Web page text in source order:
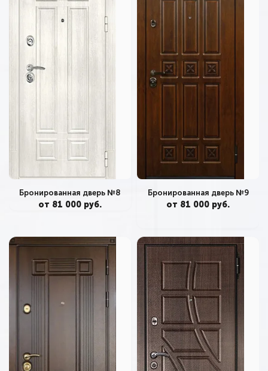
Бронированная дверь №8
от 81 000 руб.
Бронированная дверь №9
от 81 000 руб.